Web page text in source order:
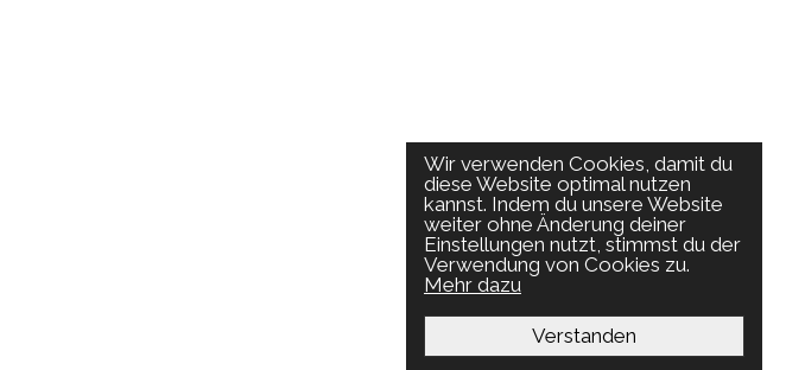
Verstanden
Wir verwenden Cookies, damit du
diese Website optimal nutzen
kannst. Indem du unsere Website
weiter ohne Änderung deiner
Einstellungen nutzt, stimmst du der
Verwendung von Cookies zu.
Mehr dazu